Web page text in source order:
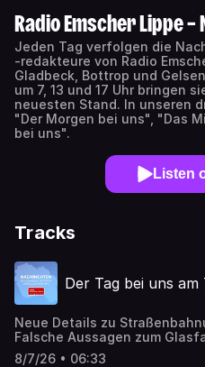
Radio Emscher Lippe
Jeden Tag verfolgen die
-redakteure von Radio
Gladbeck, Bottrop und
um 7, 13 und 17 Uhr bringen
neuesten Stand. In unseren
"Der Morgen bei uns", "Das
bei uns".
Listen
Tracks
Der Tag bei uns am
Neue Details zu
Falsche Aussagen zum
Schalke feiert
8/7/26 • 06:33